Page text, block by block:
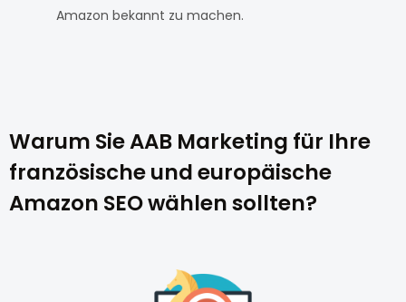
Amazon bekannt zu machen.
Warum Sie AAB Marketing für Ihre
französische und europäische
Amazon SEO wählen sollten?